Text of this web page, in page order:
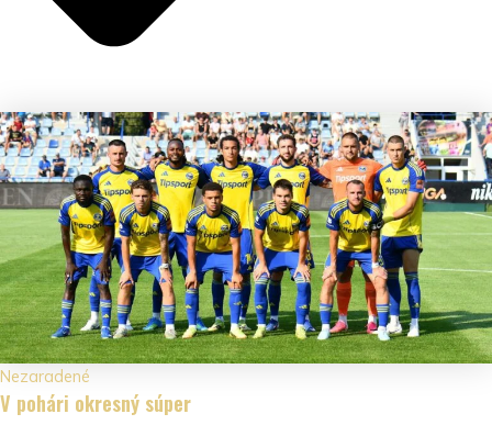
Nezaradené
V pohári okresný súper